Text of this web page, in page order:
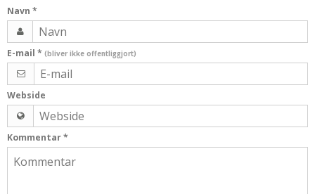
Navn *
E-mail * (bliver ikke offentliggjort)
Webside
Kommentar*